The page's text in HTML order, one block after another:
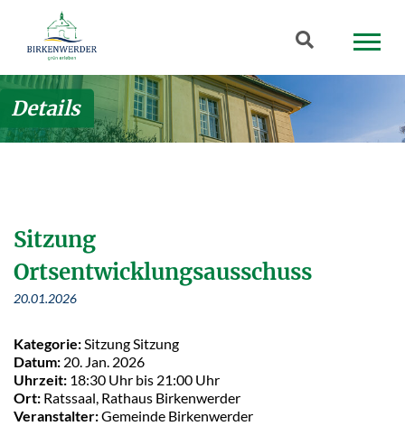
Zum Hauptinhalt springen
Suchbegriff
Details
Sitzung
Ortsentwicklungsausschuss
20.01.2026
Kategorie: Sitzung Sitzung
Datum: 20. Jan. 2026
Uhrzeit: 18:30 Uhr bis 21:00 Uhr
Ort: Ratssaal, Rathaus Birkenwerder
Veranstalter:Gemeinde Birkenwerder